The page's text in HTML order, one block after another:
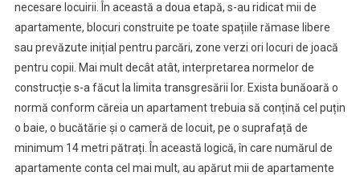
necesare locuirii. În această a doua etapă, s-au ridicat mii de
apartamente, blocuri construite pe toate spațiile rămase libere
sau prevăzute inițial pentru parcări, zone verzi ori locuri de joacă
pentru copii. Mai mult decât atât, interpretarea normelor de
construcție s-a făcut la limita transgresării lor. Exista bunăoară o
normă conform căreia un apartament trebuia să conțină cel puțin
o baie, o bucătărie și o cameră de locuit, pe o suprafață de
minimum 14 metri pătrați. În această logică, în care numărul de
apartamente conta cel mai mult, au apărut mii de apartamente